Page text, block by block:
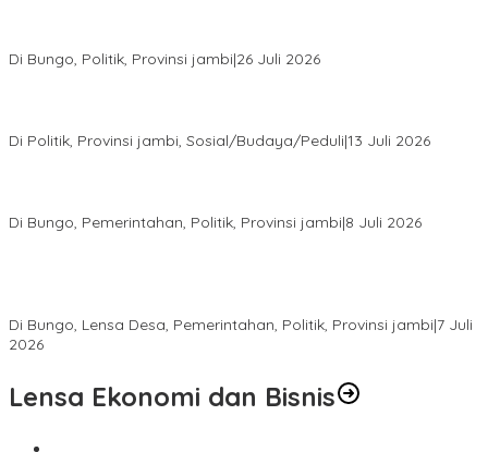
Di Bungo, Politik, Provinsi jambi|26 Juli 2026
Di Politik, Provinsi jambi, Sosial/Budaya/Peduli|13 Juli 2026
Di Bungo, Pemerintahan, Politik, Provinsi jambi|8 Juli 2026
Di Bungo, Lensa Desa, Pemerintahan, Politik, Provinsi jambi|7 Juli
2026
Lensa Ekonomi dan Bisnis